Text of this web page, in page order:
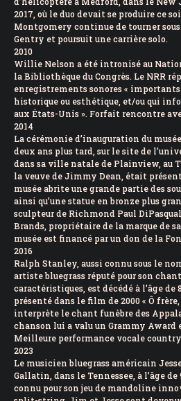
2017, où le duo devait se produire ce
Montgomery continue de tourner
Gentry et poursuit une carrière solo.
2010
Willie Nelson a été intronisé au
la Bibliothèque du Congrès. Le NRR
enregistrements sonores «
historique ou esthétique, et/ou qui
aux États-Unis ». Forfait rencontre
2014
La cérémonie d’inauguration du
deux ans plus tard, sur le site de
dans sa ville natale de Plainview, au
la veuve de Jimmy Dean, était
musée abrite une grande partie des
ainsi qu’une statue en bronze plus
sculpteur de Richmond Paul
Brands, propriétaire de la marque de
musée est financé par un don de la
2016
Ralph Stanley, aussi connu sous le
artiste bluegrass réputé pour son
caractéristiques, est décédé à l’âge de
présenté dans le film de 2000 « Ô
interprète le chant funèbre des
chanson lui a valu un Grammy Award
Meilleure performance vocale
2023
Le musicien bluegrass américain
Gallatin, dans le Tennessee, à l’âge
connu pour son jeu de mandoline